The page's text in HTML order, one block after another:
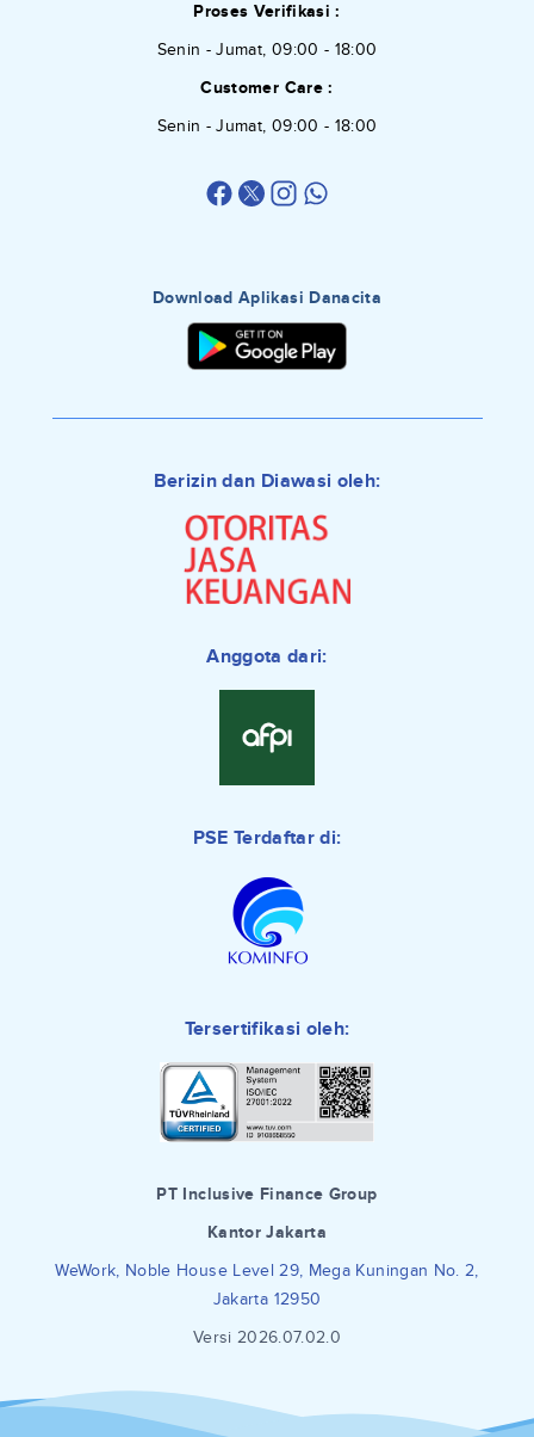
Proses Verifikasi :
Senin - Jumat, 09:00 - 18:00
Customer Care :
Senin - Jumat, 09:00 - 18:00
Download Aplikasi Danacita
Berizin dan Diawasi oleh:
Anggota dari:
PSE Terdaftar di:
Tersertifikasi oleh:
PT Inclusive Finance Group
Kantor Jakarta
WeWork, Noble House Level 29, Mega Kuningan No. 2,
Jakarta 12950
Versi 2026.07.02.0